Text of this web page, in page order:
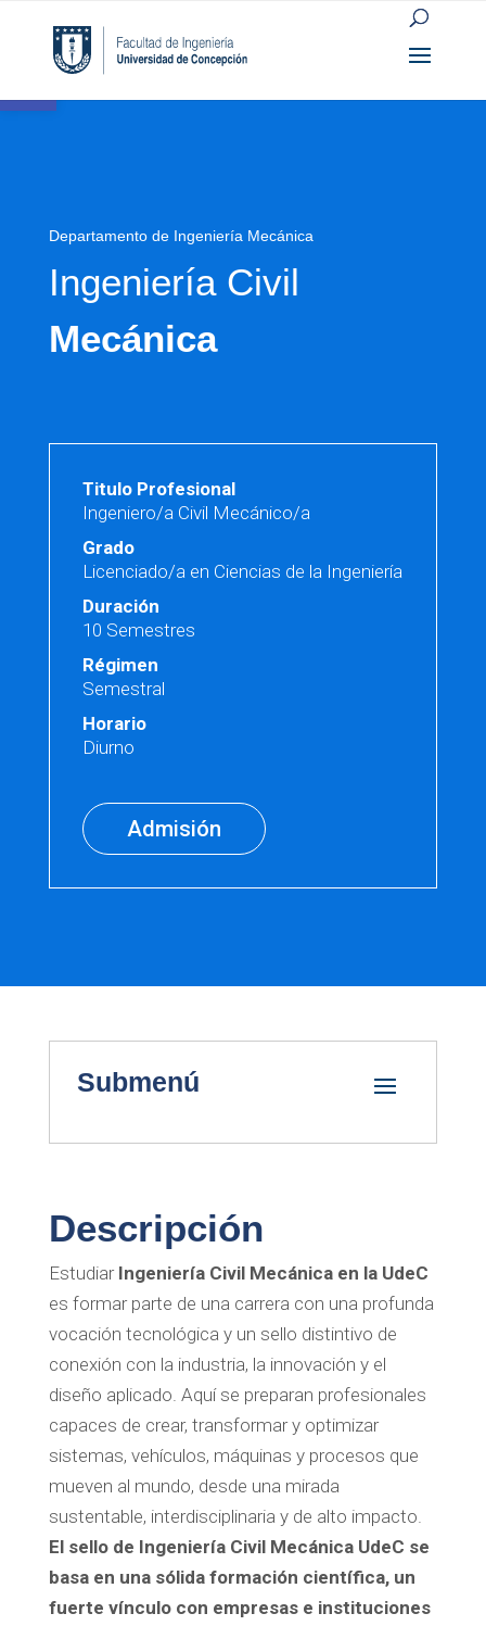
Open toolbar
Departamento de Ingeniería Mecánica
Ingeniería Civil
Mecánica
Titulo Profesional
Ingeniero/a Civil Mecánico/a
Grado
Licenciado/a en Ciencias de la Ingeniería
Duración
10 Semestres
Régimen
Semestral
Horario
Diurno
Admisión
Submenú
Descripción
Estudiar Ingeniería Civil Mecánica en la UdeC
es formar parte de una carrera con una profunda
vocación tecnológica y un sello distintivo de
conexión con la industria, la innovación y el
diseño aplicado. Aquí se preparan profesionales
capaces de crear, transformar y optimizar
sistemas, vehículos, máquinas y procesos que
mueven al mundo, desde una mirada
sustentable, interdisciplinaria y de alto impacto.
El sello de Ingeniería Civil Mecánica UdeC se
basa en una sólida formación científica, un
fuerte vínculo con empresas e instituciones